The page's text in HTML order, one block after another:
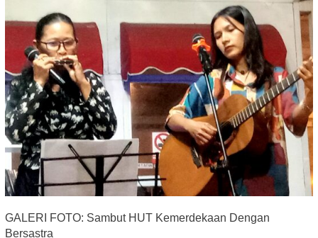
GALERI FOTO: Sambut HUT Kemerdekaan Dengan
Bersastra